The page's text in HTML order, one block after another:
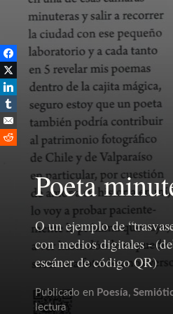
Poeta
O un ejemplo de
con medios digitales -
escáner de código QR)
Publicado en Poesía,
lectura